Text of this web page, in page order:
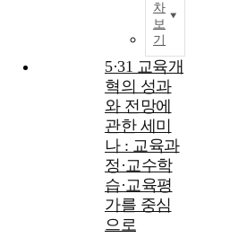
차
보
기
5·31 교육개
혁의 성과
와 전망에
관한 세미
나 : 교육과
정·교수학
습·교육평
가를 중심
으로